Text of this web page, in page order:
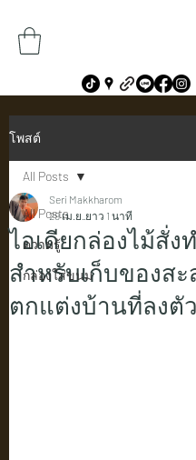
โพสต์
All Posts
ความรู้
กล่องใส่ขนม
All Posts
ไอเดียกล่องไม้สั่ง
สำหรับเก็บของส
ตกแต่งบ้านที่ลงตั
Seri Makkharom
29 เม.ย. ยาว 1 นาที